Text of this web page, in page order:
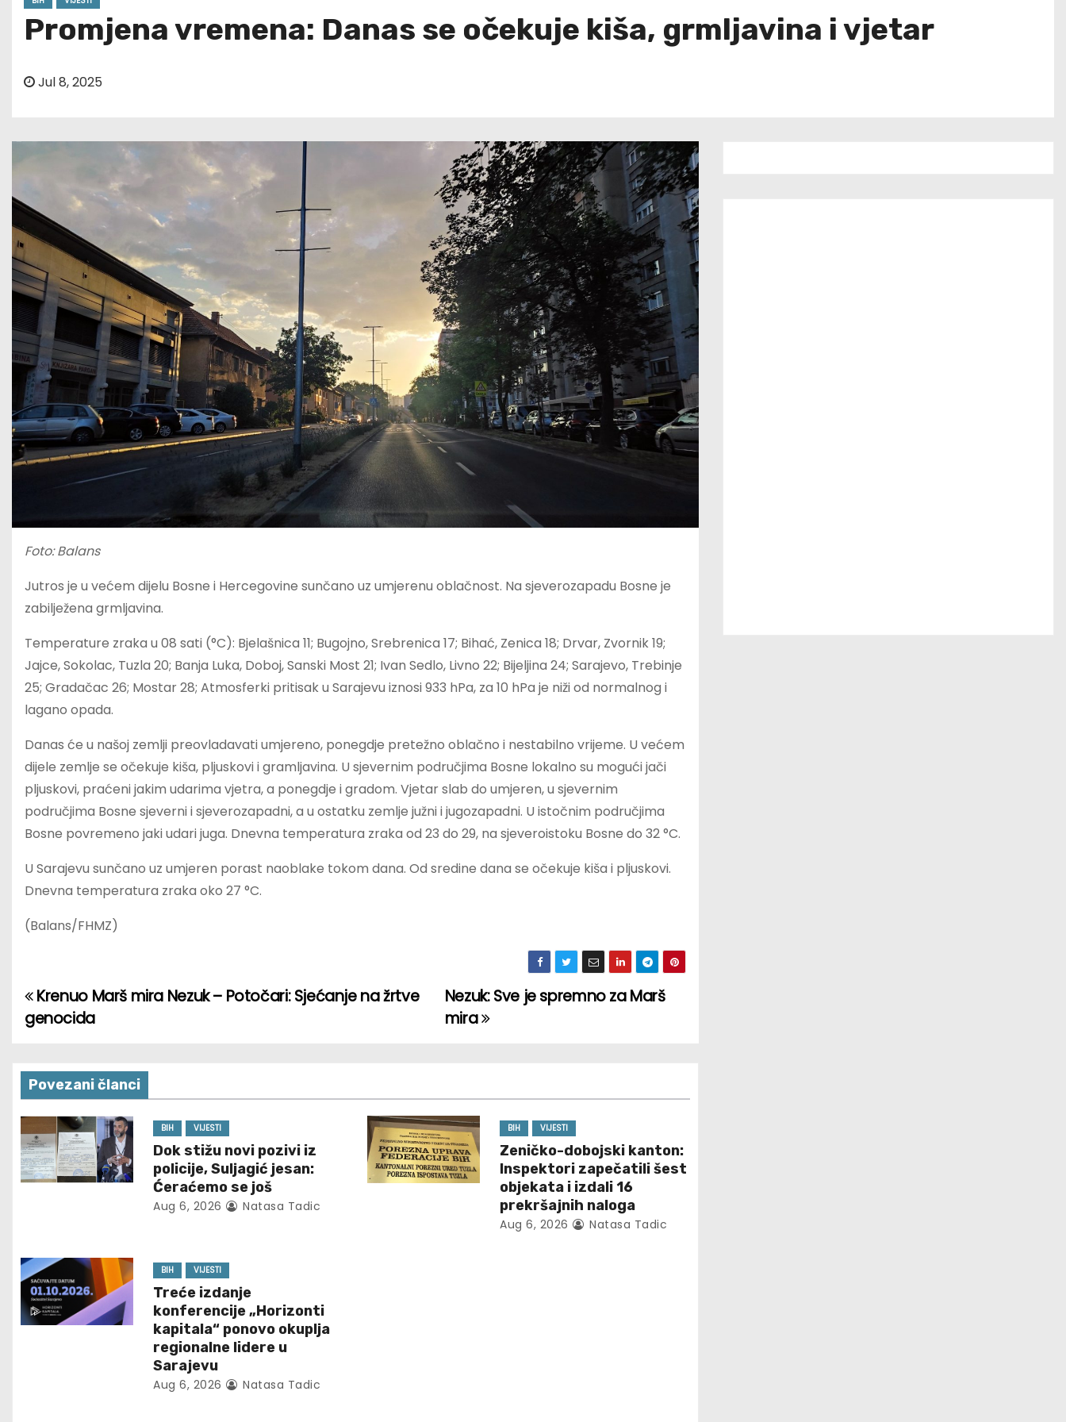
Promjena vremena: Danas se očekuje kiša, grmljavina i vjetar
Jul 8, 2025
Foto: Balans
Jutros je u većem dijelu Bosne i Hercegovine sunčano uz umjerenu oblačnost. Na sjeverozapadu Bosne je
zabilježena grmljavina.
Temperature zraka u 08 sati (°C): Bjelašnica 11; Bugojno, Srebrenica 17; Bihać, Zenica 18; Drvar, Zvornik 19;
Jajce, Sokolac, Tuzla 20; Banja Luka, Doboj, Sanski Most 21; Ivan Sedlo, Livno 22; Bijeljina 24; Sarajevo, Trebinje
25; Gradačac 26; Mostar 28; Atmosferki pritisak u Sarajevu iznosi 933 hPa, za 10 hPa je niži od normalnog i
lagano opada.
Danas će u našoj zemlji preovladavati umjereno, ponegdje pretežno oblačno i nestabilno vrijeme. U većem
dijele zemlje se očekuje kiša, pljuskovi i gramljavina. U sjevernim područjima Bosne lokalno su mogući jači
pljuskovi, praćeni jakim udarima vjetra, a ponegdje i gradom. Vjetar slab do umjeren, u sjevernim
područjima Bosne sjeverni i sjeverozapadni, a u ostatku zemlje južni i jugozapadni. U istočnim područjima
Bosne povremeno jaki udari juga. Dnevna temperatura zraka od 23 do 29, na sjeveroistoku Bosne do 32 °C.
U Sarajevu sunčano uz umjeren porast naoblake tokom dana. Od sredine dana se očekuje kiša i pljuskovi.
Dnevna temperatura zraka oko 27 °C.
(Balans/FHMZ)
P
o
s
t
n
a
g
a
Nezuk: Sve je spremno za Marš
mira
Krenuo Marš mira Nezuk – Potočari: Sjećanje na žrtve
genocida
Povezani članci
BIH VIJESTI
Dok stižu novi pozivi iz
policije, Suljagić jesan:
Ćeraćemo se još
Aug 6, 2026 Natasa Tadic
BIH VIJESTI
Zeničko-dobojski kanton:
Inspektori zapečatili šest
objekata i izdali 16
prekršajnih naloga
Aug 6, 2026 Natasa Tadic
BIH VIJESTI
Treće izdanje
konferencije „Horizonti
kapitala“ ponovo okuplja
regionalne lidere u
Sarajevu
Aug 6, 2026 Natasa Tadic